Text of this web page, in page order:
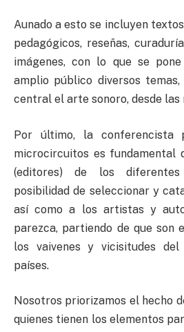
Aunado a esto se incluyen
pedagógicos, reseñas,
imágenes, con lo que se
amplio público diversos
central el arte sonoro, desde las
Por último, la conferencista
microcircuitos es fundamental
(editores) de los
posibilidad de seleccionar y
así como a los artistas y
parezca, partiendo de que son
los vaivenes y vicisitudes
países.
Nosotros priorizamos el hecho
quienes tienen los elementos